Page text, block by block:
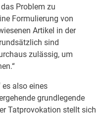
Problem zu
Formulierung von
Artikel in der
sind
zulässig, um
also eines
grundlegende
Tatprovokation stellt sich